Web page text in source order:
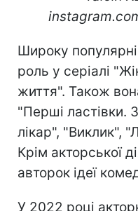
Широку
роль у серіалі
життя". Також
"Перші ластівки.
лікар", "Виклик",
Крім акторської
авторок ідеї
У 2022 році